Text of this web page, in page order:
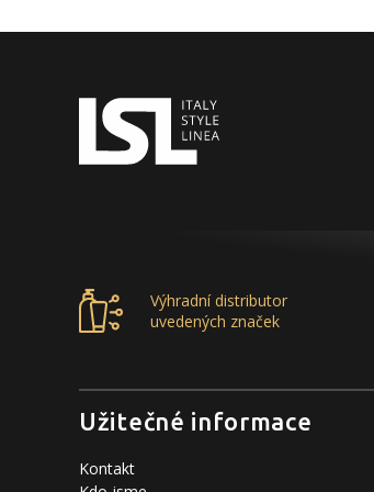
Výhradní distributor
uvedených značek
Užitečné informace
Kontakt